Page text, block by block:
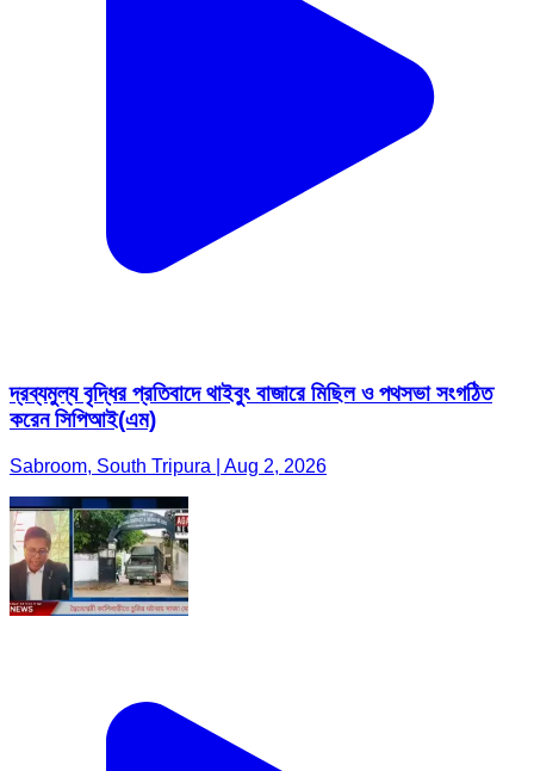
দ্রব্যমুল্য বৃদ্ধির প্রতিবাদে থাইবুং বাজারে মিছিল ও পথসভা সংগঠিত
করেন সিপিআই(এম)
Sabroom, South Tripura | Aug 2, 2026